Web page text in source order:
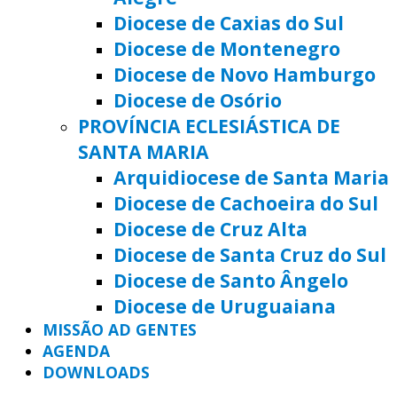
Diocese de Caxias do Sul
Diocese de Montenegro
Diocese de Novo Hamburgo
Diocese de Osório
PROVÍNCIA ECLESIÁSTICA DE
SANTA MARIA
Arquidiocese de Santa Maria
Diocese de Cachoeira do Sul
Diocese de Cruz Alta
Diocese de Santa Cruz do Sul
Diocese de Santo Ângelo
Diocese de Uruguaiana
MISSÃO AD GENTES
AGENDA
DOWNLOADS